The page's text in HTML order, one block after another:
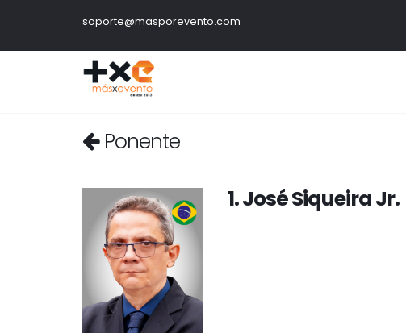
soporte@masporevento.com
Ponente
1. José Siqueira Jr.